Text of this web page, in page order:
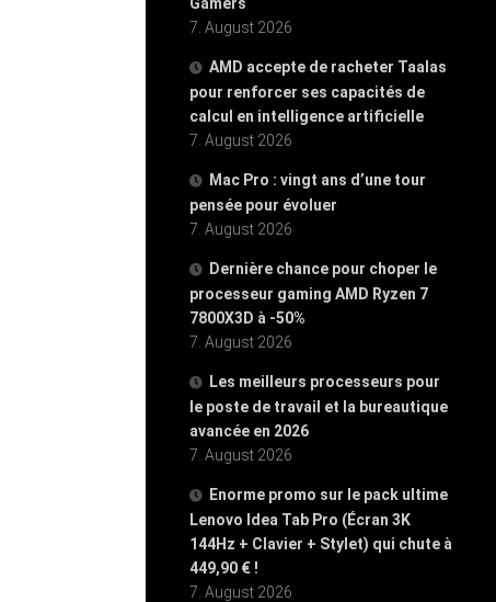
7. August 2026
AMD accepte de racheter Taalas
pour renforcer ses capacités de
calcul en intelligence artificielle
7. August 2026
Mac Pro : vingt ans d’une tour
pensée pour évoluer
7. August 2026
Dernière chance pour choper le
processeur gaming AMD Ryzen 7
7800X3D à -50%
7. August 2026
Les meilleurs processeurs pour
le poste de travail et la bureautique
avancée en 2026
7. August 2026
Enorme promo sur le pack ultime
Lenovo Idea Tab Pro (Écran 3K
144Hz + Clavier + Stylet) qui chute à
449,90 € !
7. August 2026